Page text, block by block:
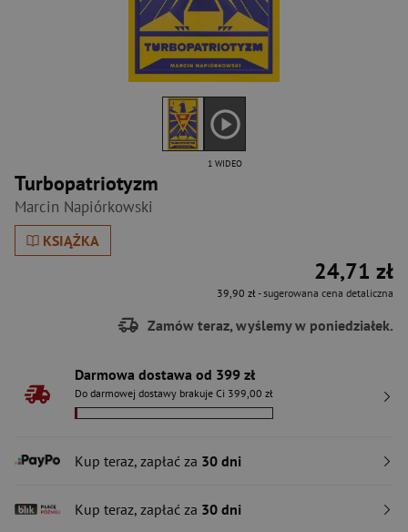
Turbopatriotyzm
Marcin Napiórkowski
KSIĄŻKA
1 WIDEO
24,71 zł
39,90 zł- sugerowana cena detaliczna
Zamów teraz, wyślemy w poniedziałek.
Darmowa dostawa od 399 zł
Do darmowej dostawy brakuje Ci 399,00 zł
Kup teraz, zapłać za 30 dni
Kup teraz, zapłać za 30 dni